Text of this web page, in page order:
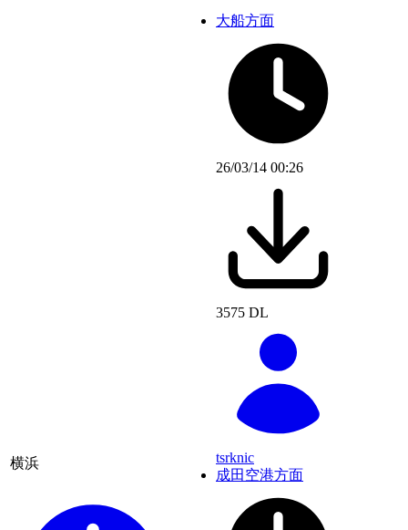
横浜
大船方面
26/03/14 00:26
3575 DL
tsrknic
成田空港方面